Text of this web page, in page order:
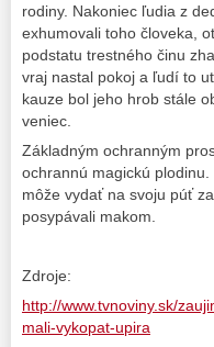
rodiny. Nakoniec ľudia z
exhumovali toho človeka,
podstatu trestného činu
vraj nastal pokoj a ľudí to
kauze bol jeho hrob stále
veniec.
Základným ochranným
ochrannú magickú
môže vydať na svoju púť
posypávali makom.
Zdroje:
http://www.tvnoviny.sk/
mali-vykopat-upira